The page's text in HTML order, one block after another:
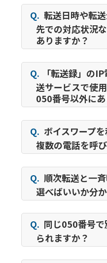
Q. 転送日時や転
先での対応状況
ありますか？
Q.
「転送録」の
送サービスで使
050番号以外に
Q. ボイスワープを
複数の電話を呼
Q. 順次転送と一
選べばいいか分
Q. 同じ050番号
られますか？